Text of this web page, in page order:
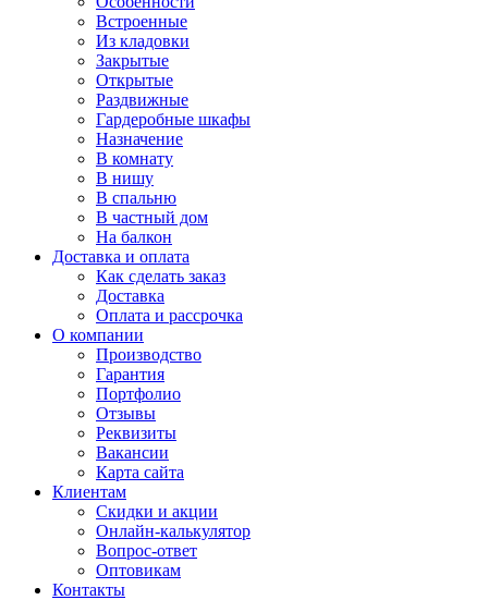
Встроенные
Из кладовки
Закрытые
Открытые
Раздвижные
Гардеробные шкафы
Назначение
В комнату
В нишу
В спальню
В частный дом
На балкон
Доставка и оплата
Как сделать заказ
Доставка
Оплата и рассрочка
О компании
Производство
Гарантия
Портфолио
Отзывы
Реквизиты
Вакансии
Карта сайта
Клиентам
Скидки и акции
Онлайн-калькулятор
Вопрос-ответ
Оптовикам
Контакты